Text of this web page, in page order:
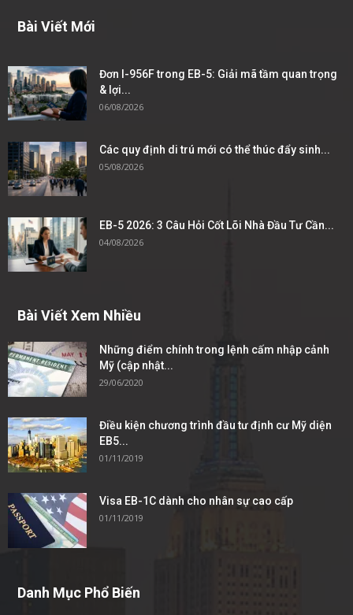
Bài Viết Mới
Đơn I-956F trong EB-5: Giải mã tầm quan trọng
& lợi...
06/08/2026
Các quy định di trú mới có thể thúc đẩy sinh...
05/08/2026
EB-5 2026: 3 Câu Hỏi Cốt Lõi Nhà Đầu Tư Cần...
04/08/2026
Bài Viết Xem Nhiều
Những điểm chính trong lệnh cấm nhập cảnh
Mỹ (cập nhật...
29/06/2020
Điều kiện chương trình đầu tư định cư Mỹ diện
EB5...
01/11/2019
Visa EB-1C dành cho nhân sự cao cấp
01/11/2019
Danh Mục Phổ Biến